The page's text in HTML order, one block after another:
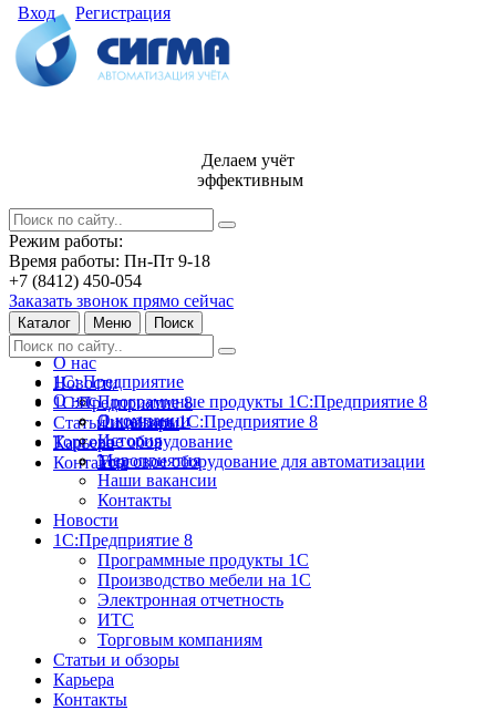
Вход Регистрация
Делаем учёт
эффективным
Режим работы:
Время работы: Пн-Пт 9-18
+7 (8412) 450-054
Заказать звонок прямо сейчас
Каталог Меню Поиск
О нас
Новости
1С:Предприятие 8
Статьи и обзоры
Карьера
Контакты
1С: Предприятие
Программные продукты 1С:Предприятие 8
Лицензии 1С:Предприятие 8
Торговое оборудование
Торговое оборудование для автоматизации
О нас
О компании
История
Мероприятия
Наши вакансии
Контакты
Новости
1С:Предприятие 8
Программные продукты 1С
Производство мебели на 1С
Электронная отчетность
ИТС
Торговым компаниям
Статьи и обзоры
Карьера
Контакты